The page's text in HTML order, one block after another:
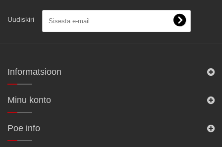
Uudiskiri
Informatsioon
Minu konto
Poe info